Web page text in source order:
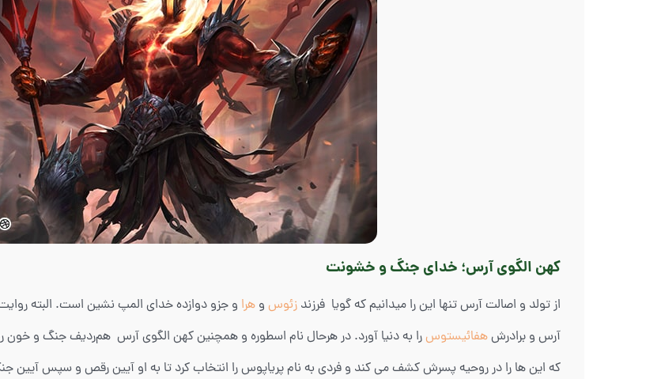
کهن الگوی آرس؛ خدای جنگ و خشونت
از تولد و اصالت آرس تنها این را میدانیم که گویا فرزند زئوس و هرا و جزو دوازده خدای المپ نشین است. البته
آرس و برادرشهفائیستوس را به دنیا آورد. در هرحال نام اسطوره و همچنین کهن الگوی آرس هم‌ردیف جنگ و
که این ها را در روحیه پسرش کشف می کند و فردی به نام پریاپوس را انتخاب کرد تا به او آیین رقص و سپس آیین